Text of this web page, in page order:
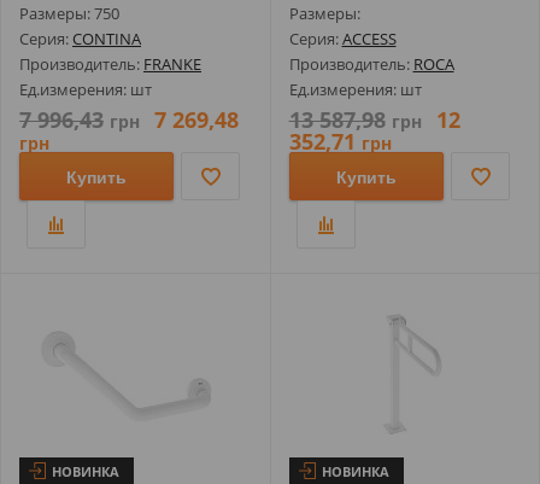
Размеры: 750
Серия: CONTINA
Производитель: FRANKE
Ед.измерения: шт
7 996,43 грн 7 269,48
грн
Купить
Размеры:
Серия:ACCESS
Производитель: ROCA
Ед.измерения: шт
13 587,98 грн 12
352,71 грн
Купить
НОВИНКА НОВИНКА